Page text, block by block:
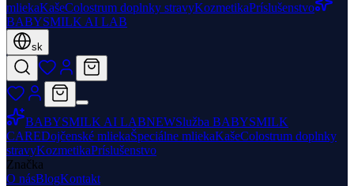
mliekaKašeColostrum doplnky stravyKozmetikaPríslušenstvo
BABYSMILK AI LAB
sk
BABYSMILK AI LABNEWSlužba BABYSMILK
CAREDojčenské mliekaŠpeciálne mliekaKašeColostrum doplnky
stravyKozmetikaPríslušenstvo
Značka
O násBlogKontakt